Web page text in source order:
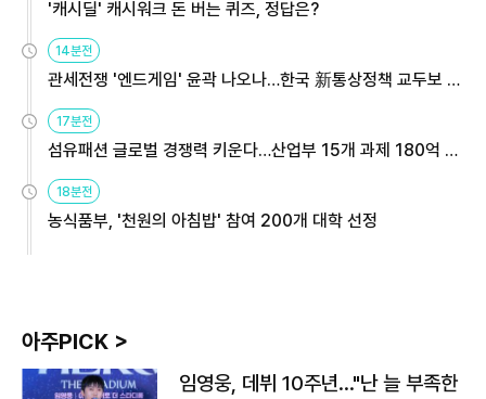
'캐시딜' 캐시워크 돈 버는 퀴즈, 정답은?
14분전
관세전쟁 '엔드게임' 윤곽 나오나…한국 新통상정책 교두보 활
17분전
섬유패션 글로벌 경쟁력 키운다…산업부 15개 과제 180억 지
18분전
농식품부, '천원의 아침밥' 참여 200개 대학 선정
아주PICK >
임영웅, 데뷔 10주년…"난 늘 부족한